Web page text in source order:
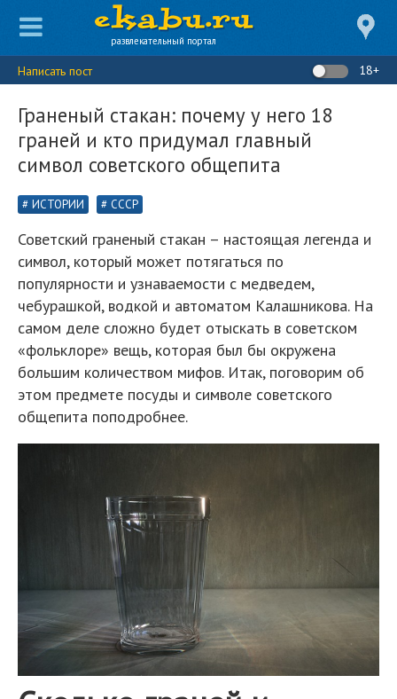
развлекательный портал
Написать пост 18+
Граненый стакан: почему у него 18
граней и кто придумал главный
символ советского общепита
ИСТОРИИ СССР
Советский граненый стакан – настоящая легенда и
символ, который может потягаться по
популярности и узнаваемости с медведем,
чебурашкой, водкой и автоматом Калашникова. На
самом деле сложно будет отыскать в советском
«фольклоре» вещь, которая был бы окружена
большим количеством мифов. Итак, поговорим об
этом предмете посуды и символе советского
общепита поподробнее.